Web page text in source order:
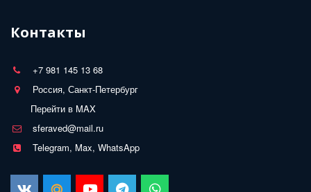
Контакты
+7 981 145 13 68
Россия, Санкт-Петербург
Перейти в MAX
sferaved@mail.ru
Telegram, Max, WhatsApp